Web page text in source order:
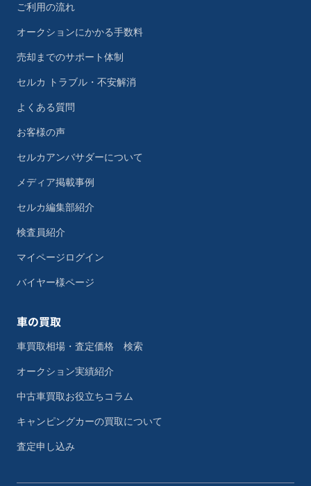
ご利用の流れ
オークションにかかる手数料
売却までのサポート体制
セルカ トラブル・不安解消
よくある質問
お客様の声
セルカアンバサダーについて
メディア掲載事例
セルカ編集部紹介
検査員紹介
マイページログイン
バイヤー様ページ
車の買取
車買取相場・査定価格 検索
オークション実績紹介
中古車買取お役立ちコラム
キャンピングカーの買取について
査定申し込み